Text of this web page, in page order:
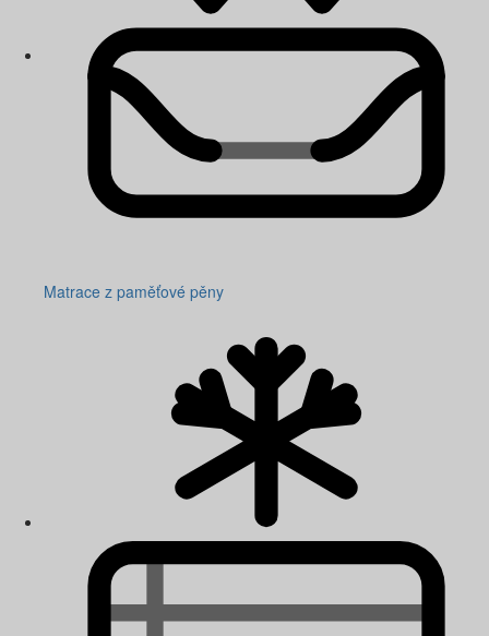
Matrace z paměťové pěny